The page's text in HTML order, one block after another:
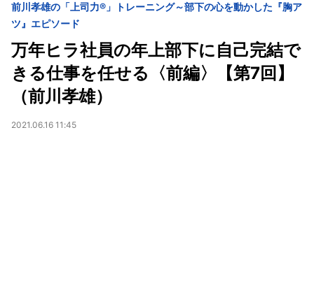
前川孝雄の「上司力®」トレーニング～部下の心を動かした『胸ア
ツ』エピソード
万年ヒラ社員の年上部下に自己完結で
きる仕事を任せる〈前編〉【第7回】
（前川孝雄）
2021.06.16 11:45